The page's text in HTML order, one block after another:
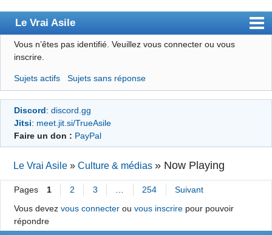
Le Vrai Asile
Accueil
Forum
Membres
Règles
S’inscrire
Connexion
Vous n’êtes pas identifié. Veuillez vous connecter ou vous
inscrire.
Sujets actifs Sujets sans réponse
Discord: discord.gg
Jitsi: meet.jit.si/TrueAsile
Faire un don : PayPal
Le Vrai Asile »Culture & médias » Now Playing
Pages 1 2 3 … 254
Suivant
Vous devez vous connecterou vous inscrirepour pouvoir
répondre